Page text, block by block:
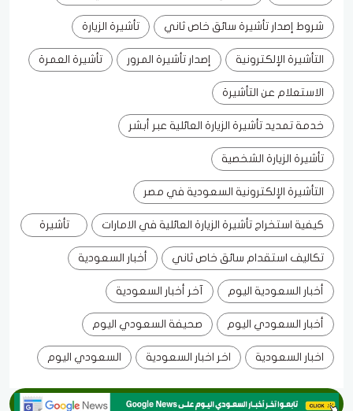
شروط إصدار تأشيرة سائق خاص ثاني تأشيرة الزيارة
التأشيرة الإلكترونية إصدار تأشيرة المرور تأشيرة العمرة
الاستعلام عن التأشيرة
خدمة تمديد تأشيرة الزيارة العائلية عبر أبشر
تأشيرة الزيارة الشخصية
التأشيرة الإلكترونية السعودية في مصر
كيفية استخراج تأشيرة الزيارة العائلية في الامارات تأشيرة
تكاليف استقدام سائق خاص ثاني أخبار السعودية
أخبار السعودية اليوم آخر أخبار السعودية
أخبار السعودي اليوم صحيفة السعودي اليوم
اخبار السعودية اخر اخبار السعودية السعودي اليوم